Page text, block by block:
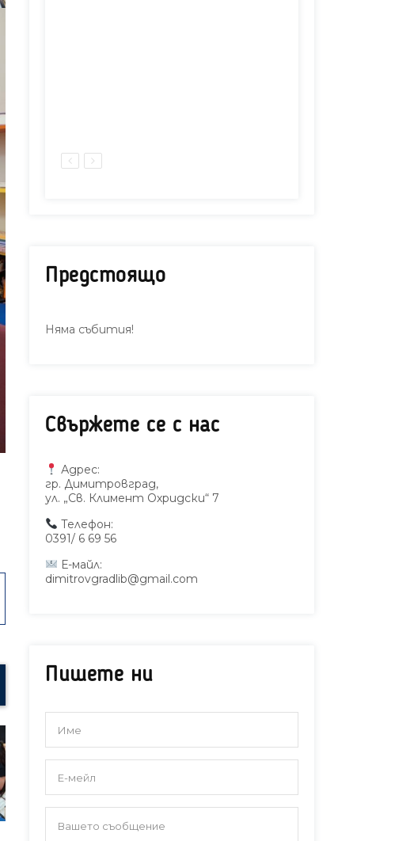
Първокласниците
Предстоящо
Няма събития!
Свържете се с нас
Адрес:
гр. Димитровград,
ул. „Св. Климент Охридски“ 7
Телефон:
0391/ 6 69 56
Е-майл:
dimitrovgradlib@gmail.com
Пишете ни